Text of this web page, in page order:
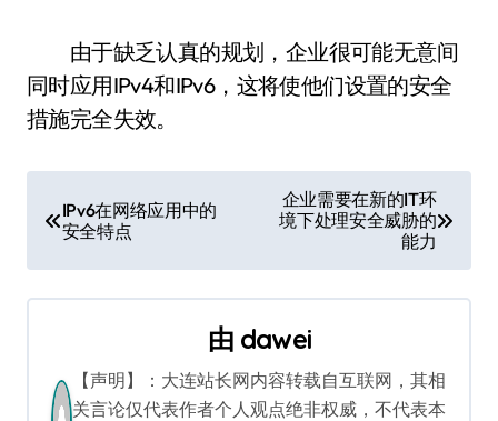
由于缺乏认真的规划，企业很可能无意间
同时应用IPv4和IPv6，这将使他们设置的安全
措施完全失效。
章
导
IPv6在网络应用中的
安全特点
企业需要在新的IT环
境下处理安全威胁的
能力
由 dawei
【声明】：大连站长网内容转载自互联网，其相
关言论仅代表作者个人观点绝非权威，不代表本